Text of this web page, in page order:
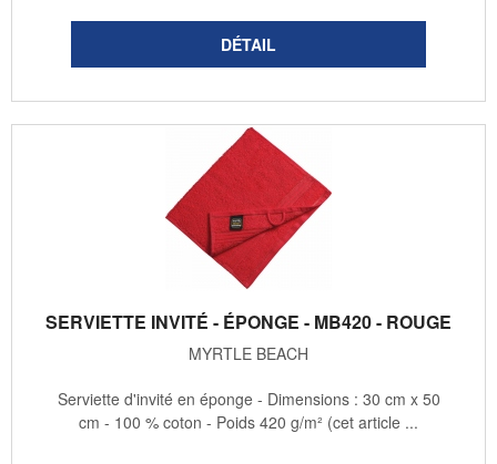
SERVIETTE INVITÉ - ÉPONGE - MB420 - ROUGE
MYRTLE BEACH
Serviette d'invité en éponge - Dimensions : 30 cm x 50
cm - 100 % coton - Poids 420 g/m² (cet article ...